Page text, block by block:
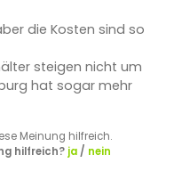
die Kosten sind so
steigen nicht um
hat sogar mehr
Meinung hilfreich.
hilfreich? ja/ nein